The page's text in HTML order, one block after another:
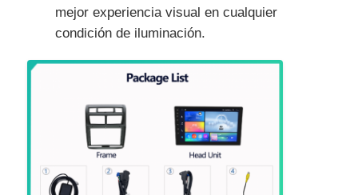
mejor experiencia visual en cualquier
condición de iluminación.